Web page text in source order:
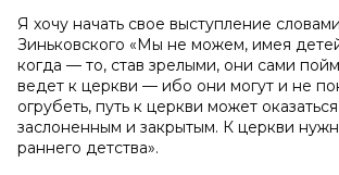
Я хочу начать свое выступление
Зиньковского «Мы не можем, имея
когда — то, став зрелыми, они сами
ведет к церкви — ибо они могут и не
огрубеть, путь к церкви может
заслоненным и закрытым. К церкви
раннего детства».